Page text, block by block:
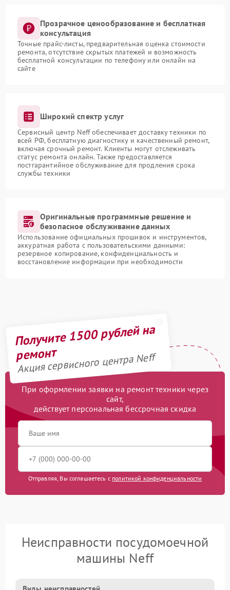
Прозрачное ценообразование и бесплатная
консультация
Точные прайс-листы, предварительная оценка стоимости
ремонта, отсутствие скрытых платежей и возможность
бесплатной консультации по телефону или онлайн на
сайте
Широкий спектр услуг
Сервисный центр Neff обеспечивает доставку техники по
всей РФ, бесплатную диагностику и качественный ремонт,
включая срочный ремонт. Клиенты могут отслеживать
статус ремонта онлайн. Также предоставляется
постгарантийное обслуживание для продления срока
службы техники
Оригинальные программные решение и
безопасное обслуживание данных
Использование официальных прошивок и инструментов,
аккуратная работа с пользовательскими данными:
резервное копирование, конфиденциальность и
восстановление информации при необходимости
Получите 1500 рублей на
ремонт
Акция сервисного центра Neff
При оформлении заявки на ремонт техники через
сайт,
действует персональная бессрочная скидка
Отправляя, Вы соглашаетесь с политикой конфиденциальности
Неисправности посудомоечной
машины Neff